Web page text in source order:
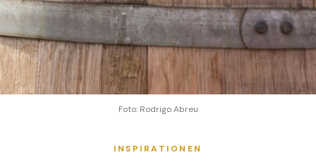
Foto: Rodrigo Abreu
INSPIRATIONEN